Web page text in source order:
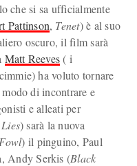
che si sa ufficialmente
Pattinson, Tenet) è al suo
oscuro, il film sarà
Matt Reeves( i
ha voluto tornare
di incontrare e
e alleati per
) sarà la nuova
) il pinguino, Paul
Andy Serkis (Black